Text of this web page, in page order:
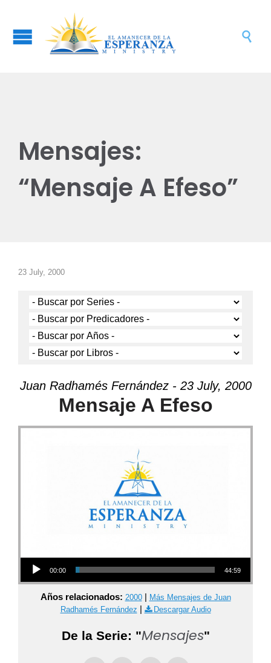

Mensajes:
“Mensaje A Efeso”
23 July, 2000
Juan Radhamés Fernández - 23 July, 2000
Mensaje A Efeso
Audio Player
00:00 44:59
Años relacionados: 2000| Más Mensajes de Juan
Radhamés Fernández | Descargar Audio
De la Serie: "Mensajes"